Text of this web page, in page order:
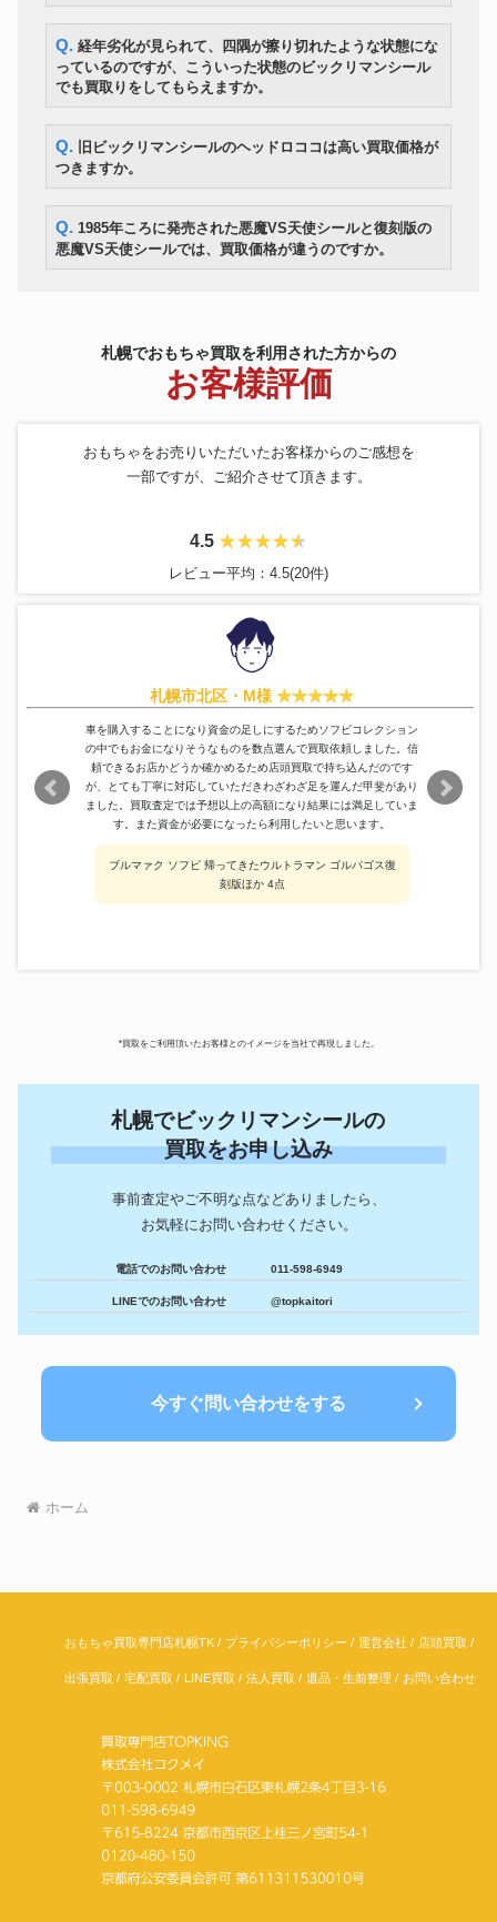
Q. 経年劣化が見られて、四隅が擦り切れたような状態にな
っているのですが、こういった状態のビックリマンシール
でも買取りをしてもらえますか。
Q. 旧ビックリマンシールのヘッドロココは高い買取価格が
つきますか。
Q. 1985年ころに発売された悪魔VS天使シールと復刻版の
悪魔VS天使シールでは、買取価格が違うのですか。
札幌でおもちゃ買取を利用された方からの
お客様評価
おもちゃをお売りいただいたお客様からのご感想を
一部ですが、ご紹介させて頂きます。
4.5
レビュー平均：4.5(20件)
札幌市北区・M様
車を購入することになり資金の足しにするためソフビコレクション
の中でもお金になりそうなものを数点選んで買取依頼しました。信
頼できるお店かどうか確かめるため店頭買取で持ち込んだのです
が、とても丁寧に対応していただきわざわざ足を運んだ甲斐があり
ました。買取査定では予想以上の高額になり結果には満足していま
す。また資金が必要になったら利用したいと思います。
ブルマァク ソフビ 帰ってきたウルトラマン ゴルパゴス復
刻版ほか 4点
*買取をご利用頂いたお客様とのイメージを当社で再現しました。
札幌でビックリマンシールの
買取をお申し込み
事前査定やご不明な点などありましたら、
お気軽にお問い合わせください。
電話でのお問い合わせ 011-598-6949
LINEでのお問い合わせ @topkaitori
今すぐ問い合わせをする
ホーム
おもちゃ買取専門店札幌TK プライバシーポリシー 運営会社 店頭買取
出張買取 宅配買取 LINE買取 法人買取 遺品・生前整理 お問い合わせ